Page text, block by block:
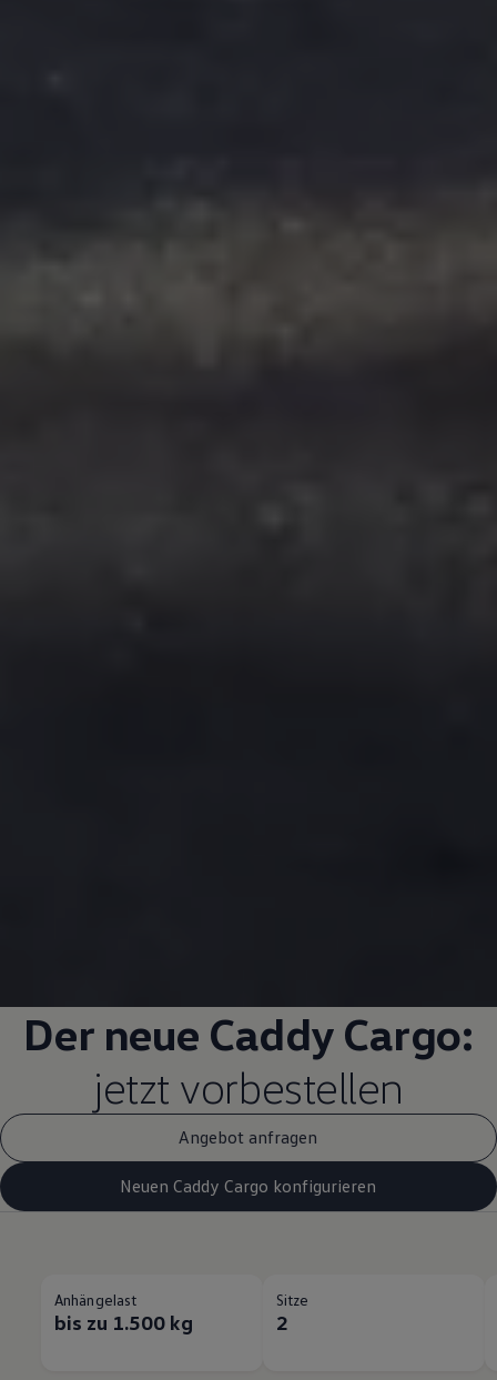
Der neue Caddy Cargo:
jetzt vorbestellen
Angebot anfragen
Neuen Caddy Cargo konfigurieren
Anhängelast
bis zu 1.500 kg
Sitze
2